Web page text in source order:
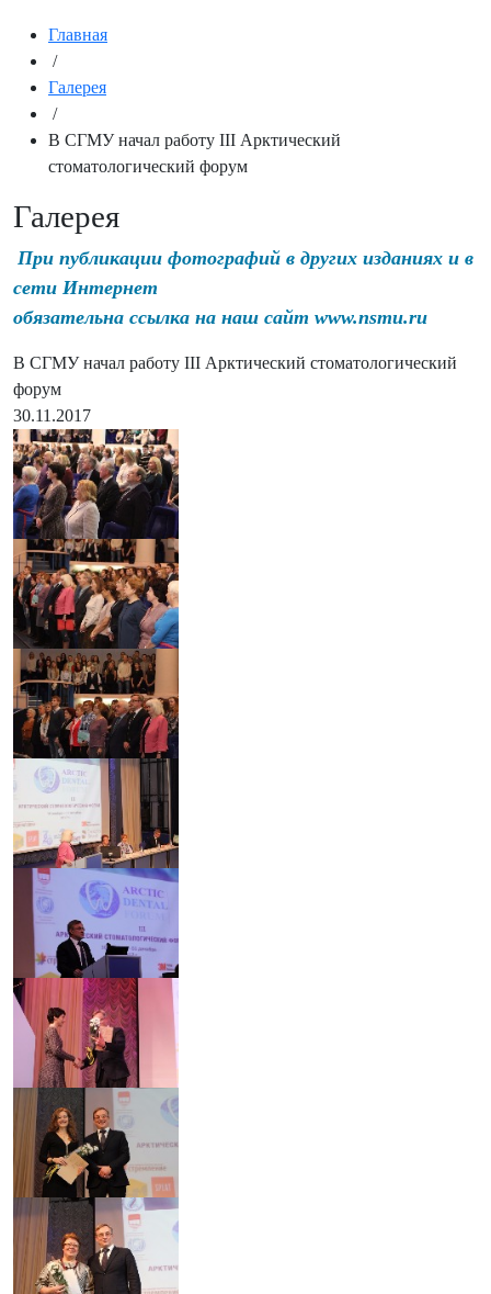
Главная
/
Галерея
/
В СГМУ начал работу III Арктический
стоматологический форум
Галерея
При публикации фотографий в других изданиях и в
сети Интернет
обязательна ссылка на наш сайт www.nsmu.ru
В СГМУ начал работу III Арктический стоматологический
форум
30.11.2017